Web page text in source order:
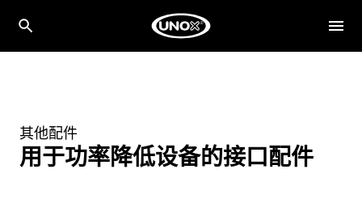
其他配件
用于功率降低设备的接口配件